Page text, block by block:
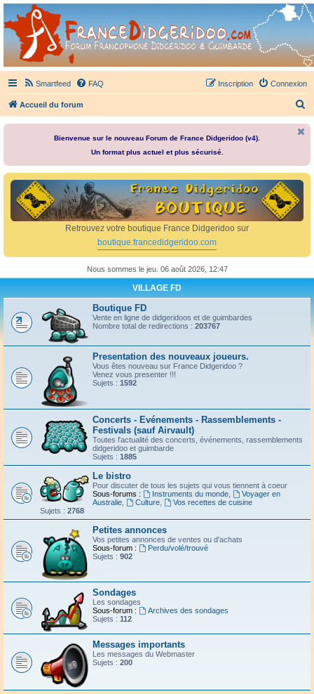
France Didgeridoo
Didgeridoo et Guimbarde sur France Didgeridoo - retrouvez la communauté.
Smartfeed FAQ Connexion
Inscription
Accueil du forum
e
r
Bienvenue sur le nouveau Forum de France Didgeridoo (v4).
Un format plus actuel et plus sécurisé.
Retrouvez votre boutique France Didgeridoo sur
boutique.francedidgeridoo.com
Nous sommes le jeu. 06 août 2026, 12:47
VILLAGE FD
Boutique FD
Vente en ligne de didgeridoos et de guimbardes
Nombre total de redirections : 203767
Presentation des nouveaux joueurs.
Vous êtes nouveau sur France Didgeridoo ?
Venez vous presenter !!!
Sujets : 1592
Concerts - Evénements - Rassemblements -
Festivals (sauf Airvault)
Toutes l'actualité des concerts, événements, rassemblements
didgeridoo et guimbarde
Sujets : 1885
Le bistro
Pour discuter de tous les sujets qui vous tiennent à coeur
Sous-forums :
Instruments du monde,
Voyager en
Australie
Culture,
Vos recettes de cuisine
Sujets : 2768
Petites annonces
Vos petites annonces de ventes ou d'achats
Sous-forum :
Perdu/volé/trouvé
Sujets : 902
Sondages
Les sondages
Sous-forum :
Archives des sondages
Sujets : 112
Messages importants
Les messages du Webmaster
Sujets : 200